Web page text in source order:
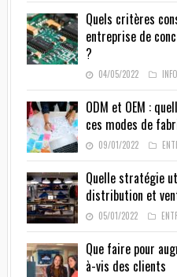
Quels critères
entreprise de
?
04/05/2022
ODM et OEM :
ces modes de
09/01/2022
Quelle stratégie
distribution et
05/01/2022
Que faire pour
à-vis des clients